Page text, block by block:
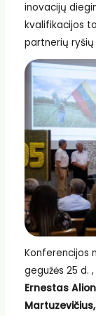
inovacijų
kvalifikacijos
partnerių ryšių
Konferencijos
gegužės 25 d.
Ernestas